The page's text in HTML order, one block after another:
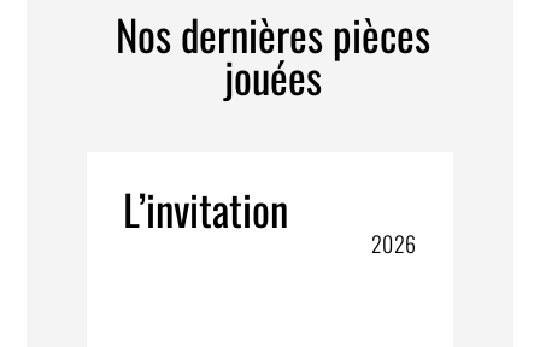
Nos dernières pièces
jouées
L’invitation
2026